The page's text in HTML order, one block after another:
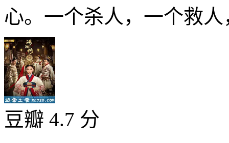
心。一个杀人，一个救
豆瓣 4.7 分